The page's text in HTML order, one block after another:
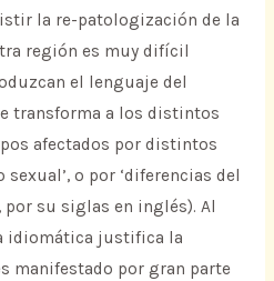
la re-patologización de la
región es muy difícil
el lenguaje del
transforma a los distintos
afectados por distintos
o por ‘diferencias del
por su siglas en inglés). Al
idiomática justifica la
manifestado por gran parte